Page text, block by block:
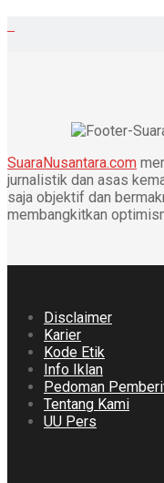
SuaraNusantara.com
jurnalistik dan asas
saja objektif dan
membangkitkan
Disclaimer
Karier
Kode Etik
Info Iklan
Pedoman
Tentang Kami
UU Pers